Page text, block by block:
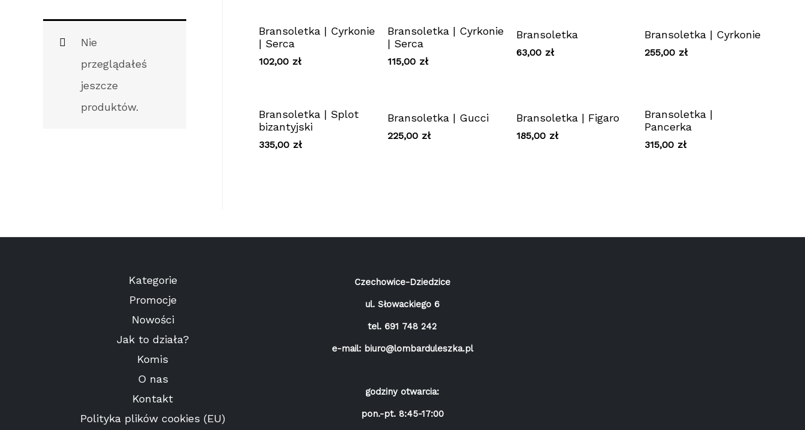
Nie
przeglądałeś
jeszcze
produktów.
Bransoletka | Cyrkonie
| Serca
102,00 zł
Bransoletka | Cyrkonie
| Serca
115,00 zł
Bransoletka
63,00 zł
Bransoletka | Cyrkonie
255,00 zł
Bransoletka | Splot
bizantyjski
335,00 zł
Bransoletka | Gucci
225,00 zł
Bransoletka | Figaro
185,00 zł
Bransoletka |
Pancerka
315,00 zł
Kategorie
Promocje
Nowości
Jak to działa?
Komis
O nas
Kontakt
Polityka plików cookies (EU)
Czechowice-Dziedzice
ul. Słowackiego 6
tel.691 748 242
e-mail: biuro@lombarduleszka.pl
godziny otwarcia:
pon.-pt. 8:45-17:00